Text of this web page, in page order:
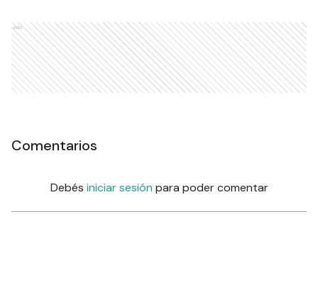
Ads
Comentarios
Debés iniciar sesión para poder comentar